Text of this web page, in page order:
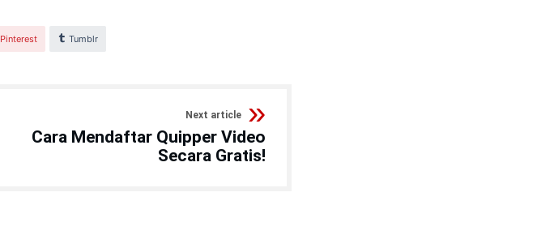
Pinterest Tumblr
Next article
Cara Mendaftar Quipper Video
Secara Gratis!